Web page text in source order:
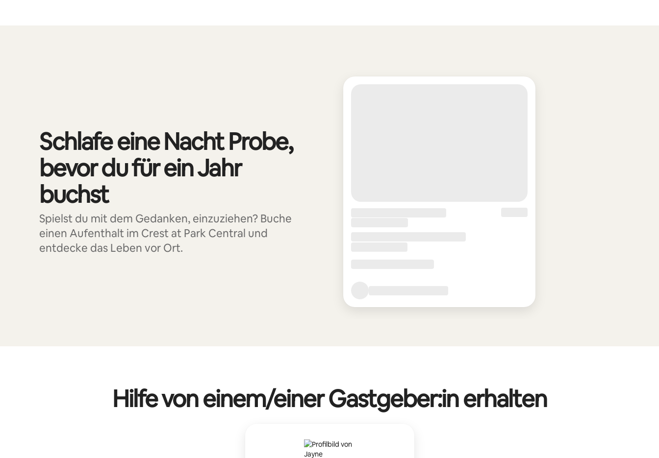
Schlafe eine Nacht Probe,
bevor du für ein Jahr
buchst
Spielst du mit dem Gedanken, einzuziehen? Buche
einen Aufenthalt im Crest at Park Central und
entdecke das Leben vor Ort.
Hilfe von einem/einer Gastgeber:in erhalten